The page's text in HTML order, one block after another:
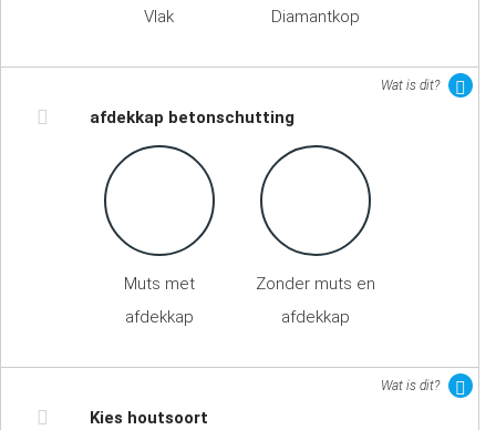
Vlak Diamantkop
Wat is dit?
afdekkap betonschutting
Muts met
afdekkap
Zonder muts en
afdekkap
Wat is dit?
Kies houtsoort